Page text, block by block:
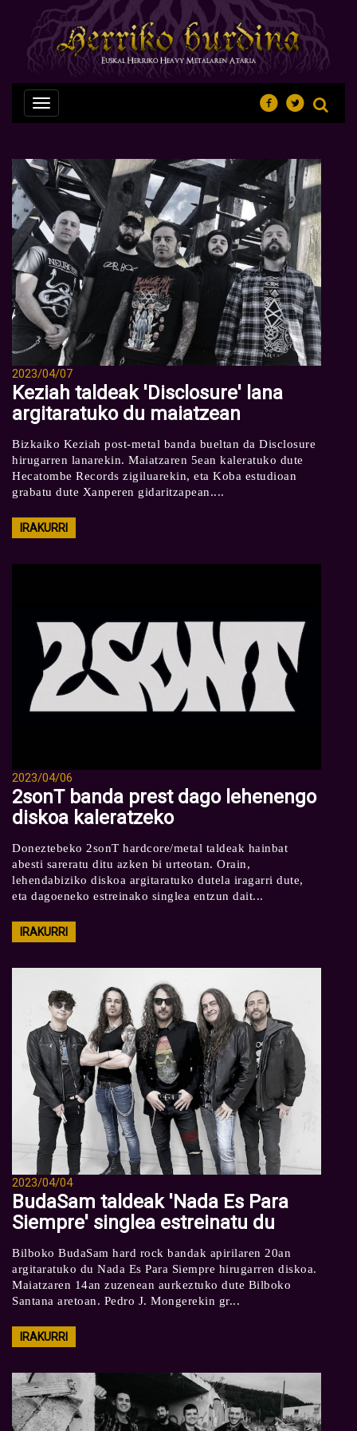
Nabegazioa
ireki
2023/04/07
Keziah taldeak 'Disclosure' lana
argitaratuko du maiatzean
Bizkaiko Keziah post-metal banda bueltan da Disclosure
hirugarren lanarekin. Maiatzaren 5ean kaleratuko dute
Hecatombe Records zigiluarekin, eta Koba estudioan
grabatu dute Xanperen gidaritzapean....
IRAKURRI
2023/04/06
2sonT banda prest dago lehenengo
diskoa kaleratzeko
Doneztebeko 2sonT hardcore/metal taldeak hainbat
abesti sareratu ditu azken bi urteotan. Orain,
lehendabiziko diskoa argitaratuko dutela iragarri dute,
eta dagoeneko estreinako singlea entzun dait...
IRAKURRI
2023/04/04
BudaSam taldeak 'Nada Es Para
Siempre' singlea estreinatu du
Bilboko BudaSam hard rock bandak apirilaren 20an
argitaratuko du Nada Es Para Siempre hirugarren diskoa.
Maiatzaren 14an zuzenean aurkeztuko dute Bilboko
Santana aretoan. Pedro J. Mongerekin gr...
IRAKURRI